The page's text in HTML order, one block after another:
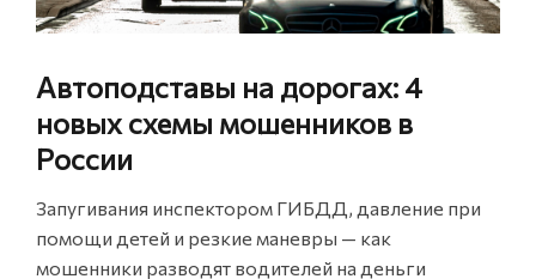
Автоподставы на дорогах: 4
новых схемы мошенников в
России
Запугивания инспектором ГИБДД, давление при
помощи детей и резкие маневры — как
мошенники разводят водителей на деньги